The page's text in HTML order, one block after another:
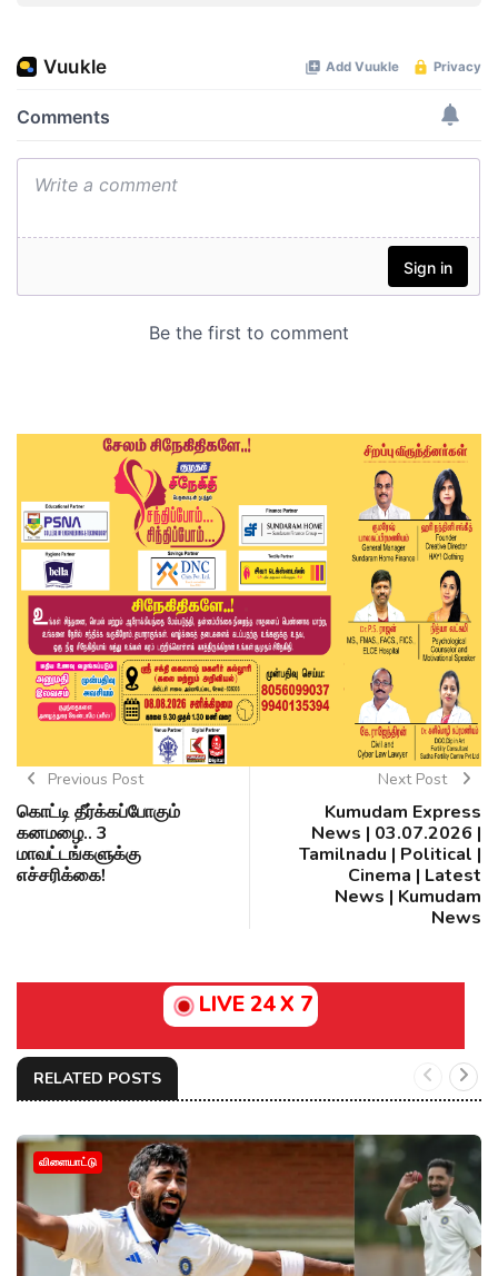
Previous Post
கொட்டி தீர்க்கப்போகும்
கனமழை.. 3
மாவட்டங்களுக்கு
எச்சரிக்கை!
Next Post
Kumudam Express
News | 03.07.2026 |
Tamilnadu | Political |
Cinema | Latest
News | Kumudam
News
LIVE 24 X 7
RELATED POSTS
விளையாட்டு